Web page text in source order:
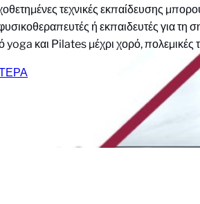
τεχνικές εκπαίδευσης
ή εκπαιδευτές για τη
και Pilates μέχρι χορό, πολεμικές